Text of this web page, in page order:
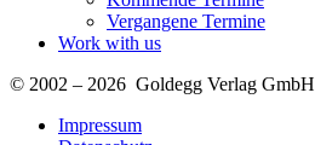
Vergangene Termine
Work with us
© 2002 – 2026 Goldegg Verlag GmbH
Impressum